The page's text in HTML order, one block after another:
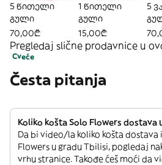
5 წითელი
გული
70,00₾
1 წითელი
გული
15,00₾
5
Pregledaj slične prodavnice u
Cveće
Česta pitanja
Koliko košta Solo Flowers dostava
Da bi video/la koliko košta dostava
Flowers u gradu Tbilisi, pogledaj
vrhu stranice. Takođe ćeš moći da